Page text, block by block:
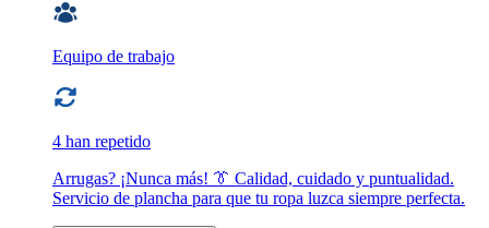
Equipo de trabajo
4 han repetido
Arrugas? ¡Nunca más! 👔 Calidad, cuidado y puntualidad.
Servicio de plancha para que tu ropa luzca siempre perfecta.